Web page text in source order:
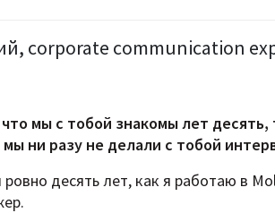
corporate communication
мы с тобой знакомы лет десять,
мы ни разу не делали с тобой
десять лет, как я работаю в